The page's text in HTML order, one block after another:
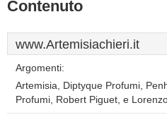
Contenuto
www.Artemisiachieri.it
Argomenti:
Artemisia, Diptyque Profumi,
Profumi, Robert Piguet, e